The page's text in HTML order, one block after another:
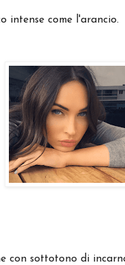
intense come l'arancio.
con sottotono di